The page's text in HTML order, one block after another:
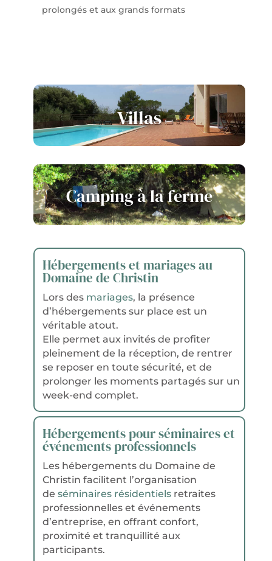
prolongés et aux grands formats
Villas
Camping à la ferme
Hébergements et mariages au
Domaine de Christin
Lors des mariages, la présence
d’hébergements sur place est un
véritable atout.
Elle permet aux invités de profiter
pleinement de la réception, de rentrer
se reposer en toute sécurité, et de
prolonger les moments partagés sur un
week-end complet.
Hébergements pour séminaires et
événements professionnels
Les hébergements du Domaine de
Christin facilitent l’organisation
de séminaires résidentielsretraites
professionnelles et événements
d’entreprise, en offrant confort,
proximité et tranquillité aux
participants.